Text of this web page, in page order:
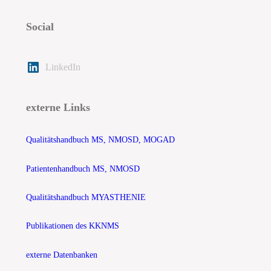
Social
LinkedIn
externe Links
Qualitätshandbuch MS, NMOSD, MOGAD
Patientenhandbuch MS, NMOSD
Qualitätshandbuch MYASTHENIE
Publikationen des KKNMS
externe Datenbanken